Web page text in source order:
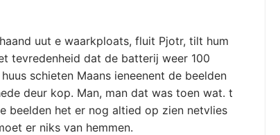
uut e waarkploats, fluit Pjotr, tilt hum
tevredenheid dat de batterij weer 100
schieten Maans ieneenent de beelden
deur kop. Man, man dat was toen wat. t
beelden het er nog altied op zien netvlies
er niks van hemmen.